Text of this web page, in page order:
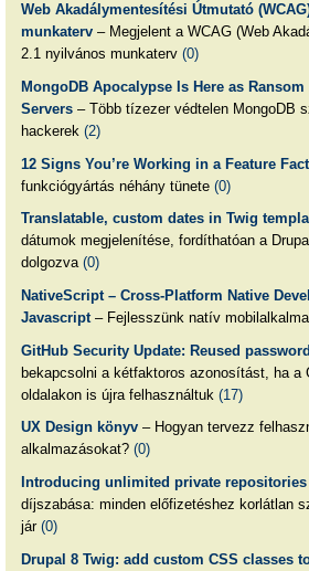
Web Akadálymentesítési Útmutató
munkaterv– Megjelent a WCAG (Web
2.1 nyilvános munkaterv (0)
MongoDB Apocalypse Is Here as Ransom
Servers– Több tízezer védtelen MongoDB
hackerek (2)
12 Signs You’re Working in a Feature
funkciógyártás néhány tünete (0)
Translatable, custom dates in Twig
dátumok megjelenítése, fordíthatóan a
dolgozva (0)
NativeScript – Cross-Platform Native
Javascript– Fejlesszünk natív
GitHub Security Update: Reused
bekapcsolni a kétfaktoros azonosítást, ha a
oldalakon is újra felhasználtuk (17)
UX Design könyv– Hogyan tervezz
alkalmazásokat? (0)
Introducing unlimited private repositories
díjszabása: minden előfizetéshez korlátlan
jár (0)
Drupal 8 Twig: add custom CSS classes